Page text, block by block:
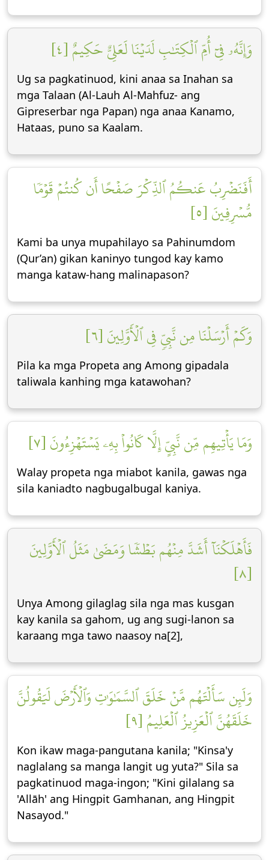
وَإِنَّهُۥ فِيٓ أُمِّ ٱلۡكِتَٰبِ لَدَيۡنَا لَعَلِيٌّ حَكِيمٌ [٤]
Ug sa pagkatinuod, kini anaa sa Inahan sa
mga Talaan (Al-Lauh Al-Mahfuz- ang
Gipreserbar nga Papan) nga anaa Kanamo,
Hataas, puno sa Kaalam.
أَفَنَضۡرِبُ عَنكُمُ ٱلذِّكۡرَ صَفۡحًا أَن كُنتُمۡ قَوۡمٗا
مُّسۡرِفِينَ [٥]
Kami ba unya mupahilayo sa Pahinumdom
(Qur’an) gikan kaninyo tungod kay kamo
manga kataw-hang malinapason?
وَكَمۡ أَرۡسَلۡنَا مِن نَّبِيّٖ فِي ٱلۡأَوَّلِينَ [٦]
Pila ka mga Propeta ang Among gipadala
taliwala kanhing mga katawohan?
وَمَا يَأۡتِيهِم مِّن نَّبِيٍّ إِلَّا كَانُواْ بِهِۦ يَسۡتَهۡزِءُونَ [٧]
Walay propeta nga miabot kanila, gawas nga
sila kaniadto nagbugalbugal kaniya.
فَأَهۡلَكۡنَآ أَشَدَّ مِنۡهُم بَطۡشٗا وَمَضَىٰ مَثَلُ ٱلۡأَوَّلِينَ
[٨]
Unya Among gilaglag sila nga mas kusgan
kay kanila sa gahom, ug ang sugi-lanon sa
karaang mga tawo naasoy na[2],
وَلَئِن سَأَلۡتَهُم مَّنۡ خَلَقَ ٱلسَّمَٰوَٰتِ وَٱلۡأَرۡضَ لَيَقُولُنَّ
خَلَقَهُنَّ ٱلۡعَزِيزُ ٱلۡعَلِيمُ [٩]
Kon ikaw maga-pangutana kanila; "Kinsa'y
naglalang sa manga langit ug yuta?" Sila sa
pagkatinuod maga-ingon; "Kini gilalang sa
'Allāh' ang Hingpit Gamhanan, ang Hingpit
Nasayod."